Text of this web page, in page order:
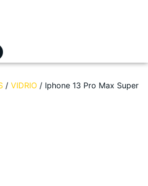
/ VIDRIO / Iphone 13 Pro Max Super